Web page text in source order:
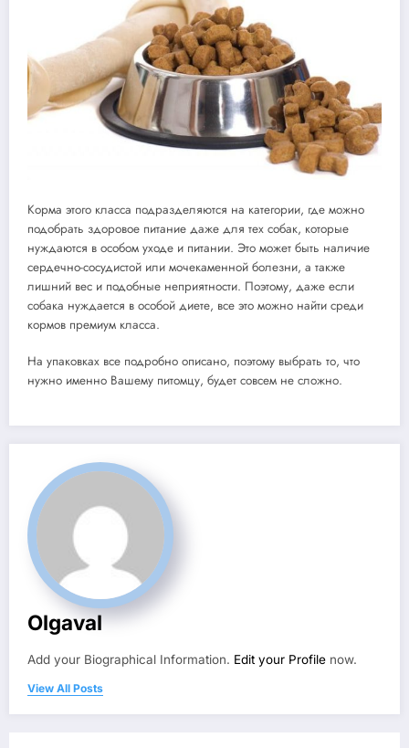
Корма этого класса подразделяются на категории, где можно
подобрать здоровое питание даже для тех собак, которые
нуждаются в особом уходе и питании. Это может быть наличие
сердечно-сосудистой или мочекаменной болезни, а также
лишний вес и подобные неприятности. Поэтому, даже если
собака нуждается в особой диете, все это можно найти среди
кормов премиум класса.
На упаковках все подробно описано, поэтому выбрать то, что
нужно именно Вашему питомцу, будет совсем не сложно.
Olgaval
Add your Biographical Information. Edit your Profile now.
View All Posts